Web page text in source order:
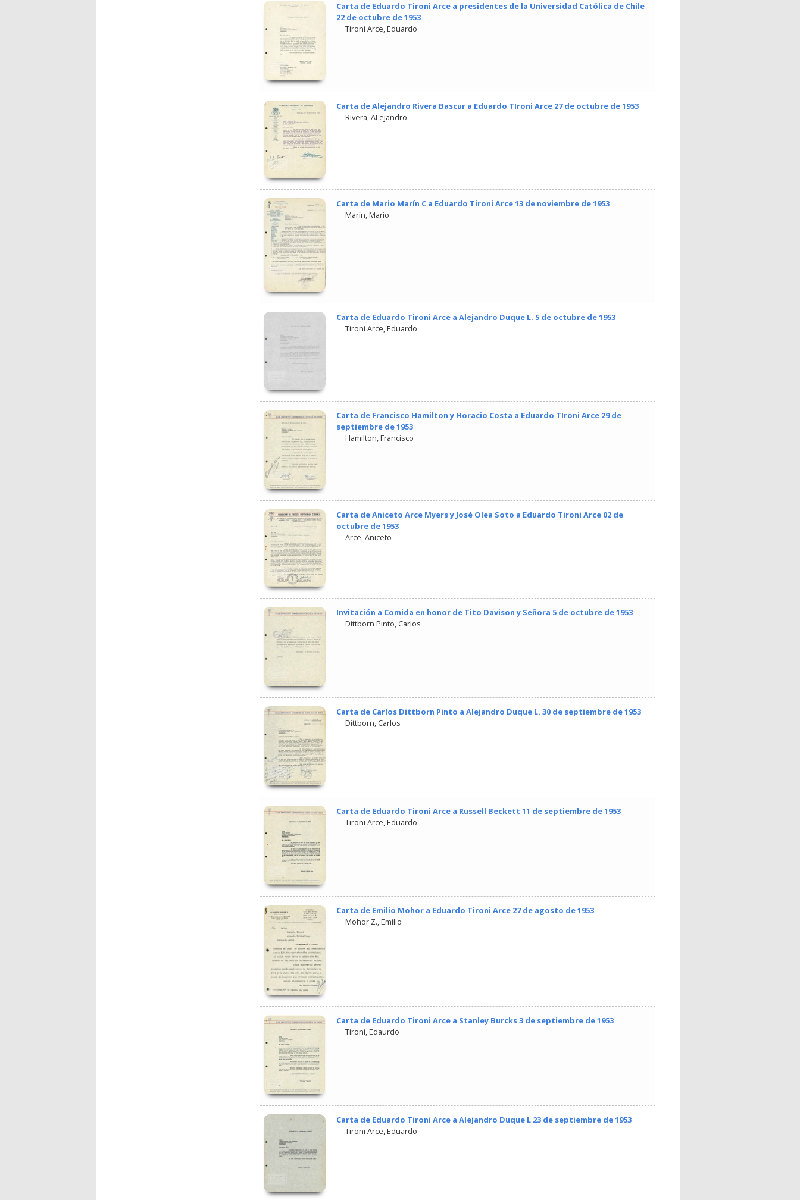
Carta de Eduardo Tironi Arce a presidentes de la Universidad Católica de Chile
22 de octubre de 1953
Tironi Arce, Eduardo
Carta de Alejandro Rivera Bascur a Eduardo TIroni Arce 27 de octubre de 1953
Rivera, ALejandro
Carta de Mario Marín C a Eduardo Tironi Arce 13 de noviembre de 1953
Marín, Mario
Carta de Eduardo Tironi Arce a Alejandro Duque L. 5 de octubre de 1953
Tironi Arce, Eduardo
Carta de Francisco Hamilton y Horacio Costa a Eduardo TIroni Arce 29 de
septiembre de 1953
Hamilton, Francisco
Carta de Aniceto Arce Myers y José Olea Soto a Eduardo Tironi Arce 02 de
octubre de 1953
Arce, Aniceto
Invitación a Comida en honor de Tito Davison y Señora 5 de octubre de 1953
Dittborn Pinto, Carlos
Carta de Carlos Dittborn Pinto a Alejandro Duque L. 30 de septiembre de 1953
Dittborn, Carlos
Carta de Eduardo Tironi Arce a Russell Beckett 11 de septiembre de 1953
Tironi Arce, Eduardo
Carta de Emilio Mohor a Eduardo Tironi Arce 27 de agosto de 1953
Mohor Z., Emilio
Carta de Eduardo Tironi Arce a Stanley Burcks 3 de septiembre de 1953
Tironi, Edaurdo
Carta de Eduardo Tironi Arce a Alejandro Duque L 23 de septiembre de 1953
Tironi Arce, Eduardo